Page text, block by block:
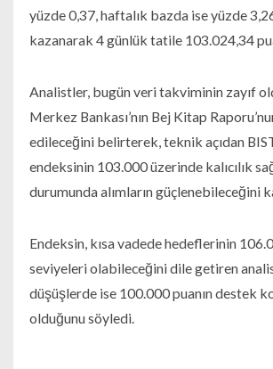
yüzde 0,37, haftalık bazda ise yüzde
kazanarak 4 günlük tatile 103.024,34
Analistler, bugün veri takviminin zayıf
Merkez Bankası’nın Bej Kitap
edileceğini belirterek, teknik açıdan
endeksinin 103.000 üzerinde kalıcılık
durumunda alımların güçlenebileceğini
Endeksin, kısa vadede hedeflerinin
seviyeleri olabileceğini dile getiren
düşüşlerde ise 100.000 puanın destek
olduğunu söyledi.